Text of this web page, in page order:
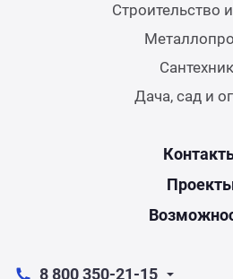
Строительство
Дача, сад и
8 800 350-21-15